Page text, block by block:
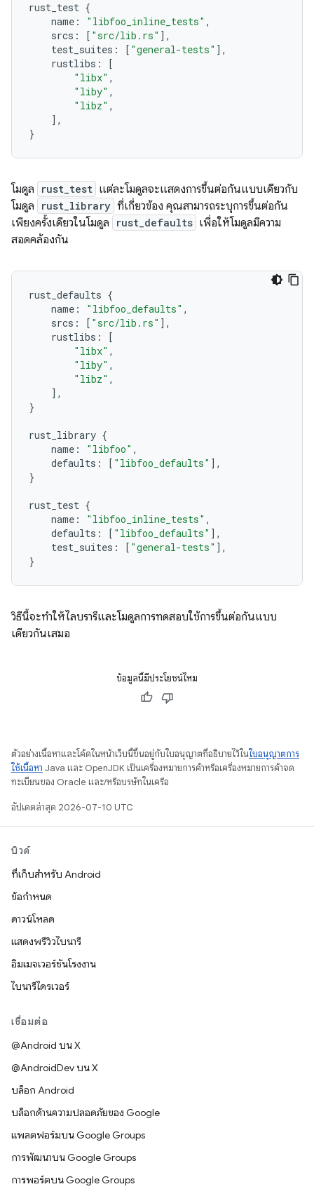
rust_test {
name : "libfoo_inline_tests" ,
srcs : [ "src/lib.rs" ],
test_suites : [ "general-tests" ],
rustlibs :
[
"libx" ,
"liby" ,
"libz" ,
],
}
โมดูล rust_test แต่ละโมดูลจะแสดงการขึ้นต่อกันแบบเดียวกับ
โมดูล
rust_library ที่เกี่ยวข้อง คุณสามารถระบุการขึ้นต่อกัน
เพียงครั้งเดียวในโมดูล
rust_defaults เพื่อให้โมดูลมีความ
สอดคล้องกัน
rust_defaults {
name : "libfoo_defaults" ,
srcs : [ "src/lib.rs" ],
rustlibs :
[
"libx" ,
"liby" ,
"libz" ,
],
}
rust_library {
name : "libfoo" ,
defaults : [ "libfoo_defaults" ],
}
rust_test {
name : "libfoo_inline_tests" ,
defaults : [ "libfoo_defaults" ],
test_suites : [ "general-tests" ],
}
วิธีนี้จะทำให้ไลบรารีและโมดูลการทดสอบใช้การขึ้นต่อกันแบบ
เดียวกันเสมอ
ข้อมูลนี้มีประโยชน์ไหม
ตัวอย่างเนื้อหาและโค้ดในหน้าเว็บนี้ขึ้นอยู่กับใบอนุญาตที่อธิบายไว้ในใบอนุญาตการ
ใช้เนื้อหา Java และ OpenJDK เป็นเครื่องหมายการค้าหรือเครื่องหมายการค้าจด
ทะเบียนของ Oracle และ/หรือบริษัทในเครือ
อัปเดตล่าสุด 2026-07-10 UTC
บิวด์
ที่เก็บสำหรับ Android
ข้อกำหนด
ดาวน์โหลด
แสดงพรีวิวไบนารี
อิมเมจเวอร์ชันโรงงาน
ไบนารีไดรเวอร์
เชื่อมต่อ
@Android บน X
@AndroidDev บน X
บล็อก Android
บล็อกด้านความปลอดภัยของ Google
แพลตฟอร์มบน Google Groups
การพัฒนาบน Google Groups
การพอร์ตบน Google Groups